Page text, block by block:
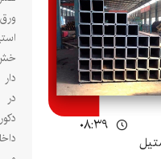
۰۸:۳۹
دکوراسیون